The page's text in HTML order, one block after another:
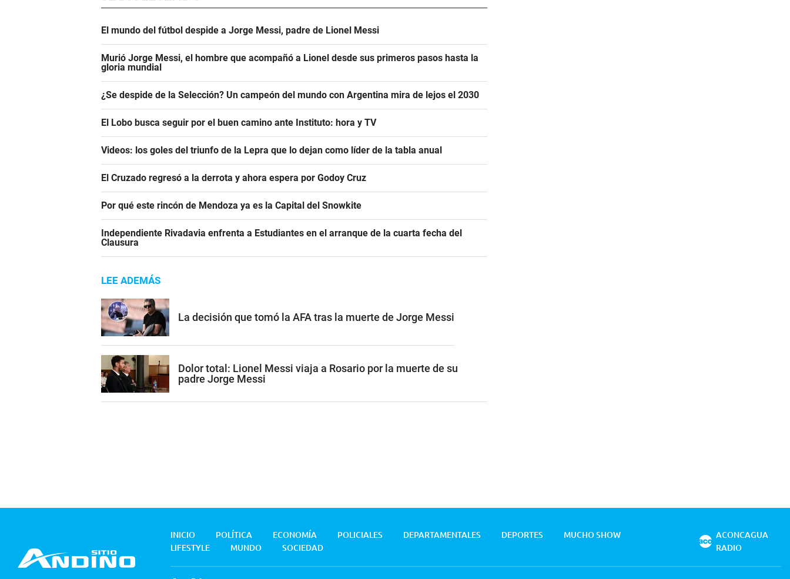
El mundo del fútbol despide a Jorge Messi, padre de Lionel Messi
Murió Jorge Messi, el hombre que acompañó a Lionel desde sus primeros pasos hasta la
gloria mundial
¿Se despide de la Selección? Un campeón del mundo con Argentina mira de lejos el 2030
El Lobo busca seguir por el buen camino ante Instituto: hora y TV
Videos: los goles del triunfo de la Lepra que lo dejan como líder de la tabla anual
El Cruzado regresó a la derrota y ahora espera por Godoy Cruz
Por qué este rincón de Mendoza ya es la Capital del Snowkite
Independiente Rivadavia enfrenta a Estudiantes en el arranque de la cuarta fecha del
Clausura
LEE ADEMÁS
La decisión que tomó la AFA tras la muerte de Jorge Messi
Dolor total: Lionel Messi viaja a Rosario por la muerte de su
padre Jorge Messi
INICIO POLÍTICA ECONOMÍA POLICIALES DEPARTAMENTALES DEPORTES
MUCHO SHOW
LIFESTYLE
MUNDO SOCIEDAD
ACONCAGUA
RADIO